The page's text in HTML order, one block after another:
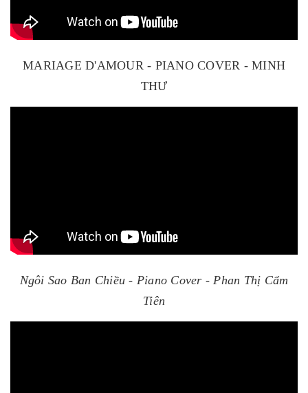
MARIAGE D'AMOUR - PIANO COVER - MINH
THƯ
Ngôi Sao Ban Chiều - Piano Cover - Phan Thị Cẩm
Tiên